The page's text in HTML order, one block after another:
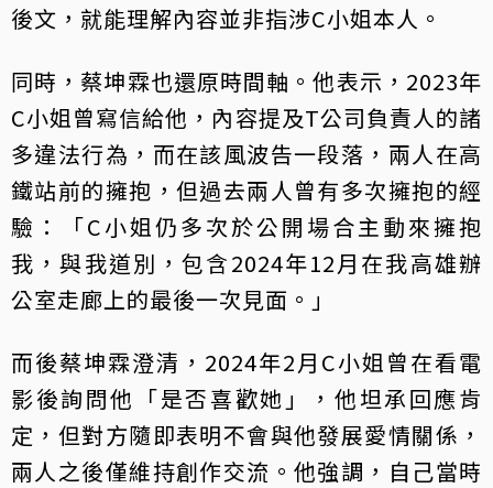
後文，就能理解內容並非指涉C小姐本人。
同時，蔡坤霖也還原時間軸。他表示，2023年
C小姐曾寫信給他，內容提及T公司負責人的諸
多違法行為，而在該風波告一段落，兩人在高
鐵站前的擁抱，但過去兩人曾有多次擁抱的經
驗：「C小姐仍多次於公開場合主動來擁抱
我，與我道別，包含2024年12月在我高雄辦
公室走廊上的最後一次見面。」
而後蔡坤霖澄清，2024年2月C小姐曾在看電
影後詢問他「是否喜歡她」，他坦承回應肯
定，但對方隨即表明不會與他發展愛情關係，
兩人之後僅維持創作交流。他強調，自己當時